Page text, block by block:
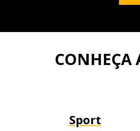
CONHEÇA
Sport